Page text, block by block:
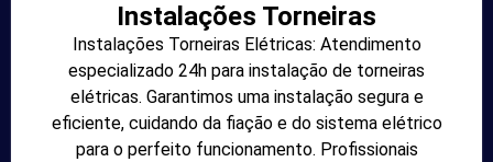
Instalações Torneiras
Instalações Torneiras Elétricas: Atendimento
especializado 24h para instalação de torneiras
elétricas. Garantimos uma instalação segura e
eficiente, cuidando da fiação e do sistema elétrico
para o perfeito funcionamento. Profissionais